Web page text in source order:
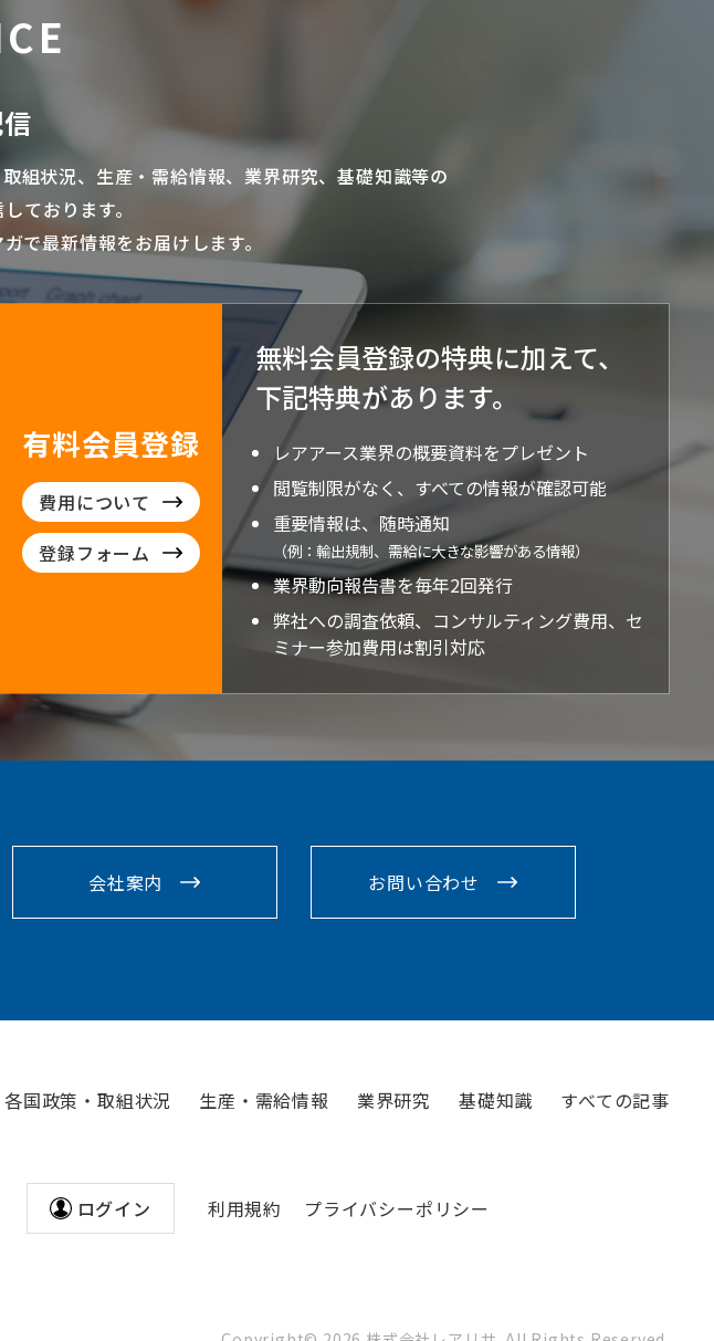
組状況、生産・需給情報、業界研究、基礎知識等の
しております。
で最新情報をお届けします。
有料会員登録
費用について
登録フォーム
無料会員登録の特典に加えて、
下記特典があります。
レアアース業界の概要資料をプレゼント
閲覧制限がなく、すべての情報が確認可能
重要情報は、随時通知
（例：輸出規制、需給に大きな影響がある情報）
業界動向報告書を毎年2回発行
弊社への調査依頼、コンサルティング費用、セ
ミナー参加費用は割引対応
会社案内 お問い合わせ
各国政策・取組状況 生産・需給情報 業界研究 基礎知識 すべての記事
ログイン 利用規約 プライバシーポリシー